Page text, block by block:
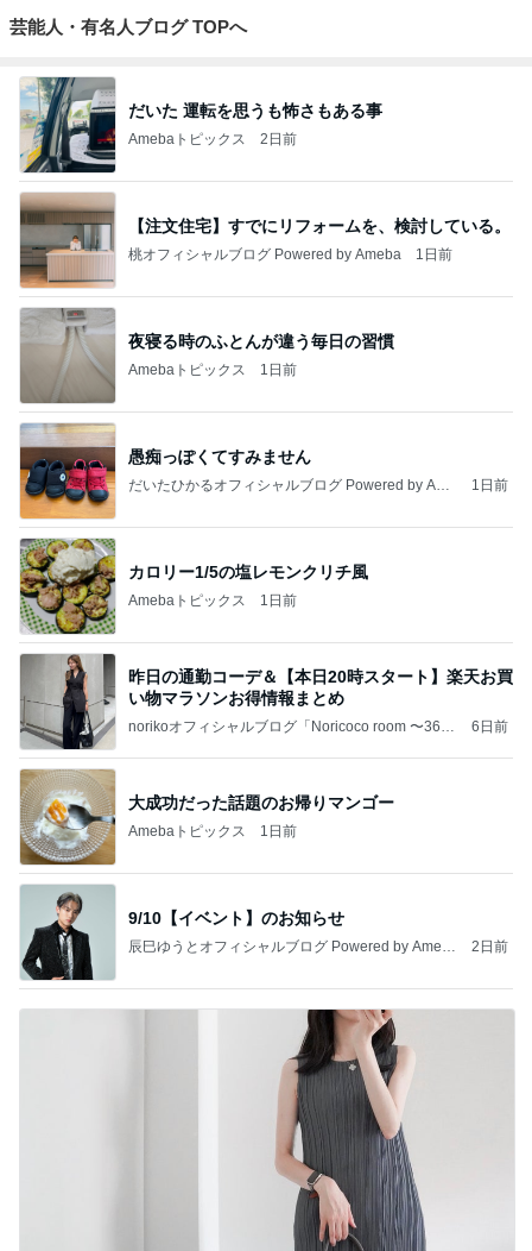
芸能人・有名人ブログ TOPへ
だいた 運転を思うも怖さもある事
Amebaトピックス 2日前
【注文住宅】すでにリフォームを、検討している。
桃オフィシャルブログ Powered by Ameba 1日前
夜寝る時のふとんが違う毎日の習慣
Amebaトピックス 1日前
愚痴っぽくてすみません
だいたひかるオフィシャルブログ Powered by Ame
1日前
カロリー1/5の塩レモンクリチ風
Amebaトピックス 1日前
昨日の通勤コーデ＆【本日20時スタート】楽天お買
い物マラソンお得情報まとめ
norikoオフィシャルブログ「Noricoco room 〜365
6日前
大成功だった話題のお帰りマンゴー
Amebaトピックス 1日前
9/10【イベント】のお知らせ
辰巳ゆうとオフィシャルブログ Powered by Ameb
2日前